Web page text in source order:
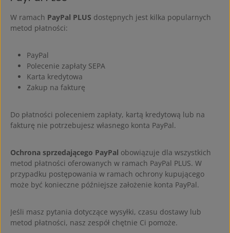
W ramach PayPal PLUS dostępnych jest kilka popularnych
metod płatności:
PayPal
Polecenie zapłaty SEPA
Karta kredytowa
Zakup na fakturę
Do płatności poleceniem zapłaty, kartą kredytową lub na
fakturę nie potrzebujesz własnego konta PayPal.
Ochrona sprzedającego PayPal obowiązuje dla wszystkich
metod płatności oferowanych w ramach PayPal PLUS. W
przypadku postępowania w ramach ochrony kupującego
może być konieczne późniejsze założenie konta PayPal.
Jeśli masz pytania dotyczące wysyłki, czasu dostawy lub
metod płatności, nasz zespół chętnie Ci pomoże.